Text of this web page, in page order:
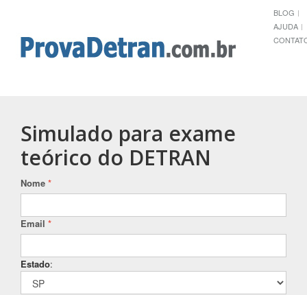
BLOG
AJUDA
Simulado para exame
teórico do DETRAN
Nome *
Email *
Estado: